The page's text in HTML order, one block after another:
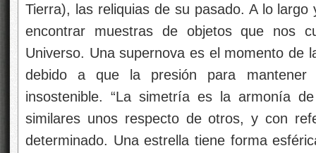
Tierra), las reliquias de su pasado. A lo
encontrar muestras de objetos que nos
Universo. Una supernova es el momento de
debido a que la presión para mantener
insostenible. “La simetría es la armonía
similares unos respecto de otros, y con
determinado. Una estrella tiene forma